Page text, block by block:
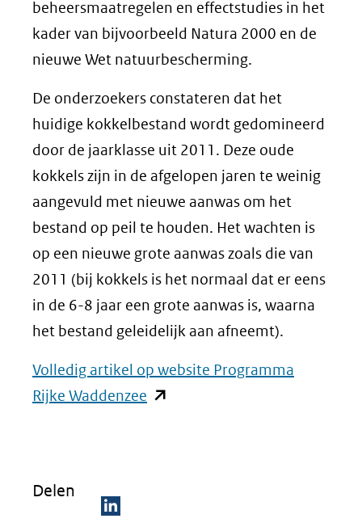
beheersmaatregelen en effectstudies in het
kader van bijvoorbeeld Natura 2000 en de
nieuwe Wet natuurbescherming.
De onderzoekers constateren dat het
huidige kokkelbestand wordt gedomineerd
door de jaarklasse uit 2011. Deze oude
kokkels zijn in de afgelopen jaren te weinig
aangevuld met nieuwe aanwas om het
bestand op peil te houden. Het wachten is
op een nieuwe grote aanwas zoals die van
2011 (bij kokkels is het normaal dat er eens
in de 6-8 jaar een grote aanwas is, waarna
het bestand geleidelijk aan afneemt).
Volledig artikel op website Programma
Rijke Waddenzee (opent
Delen